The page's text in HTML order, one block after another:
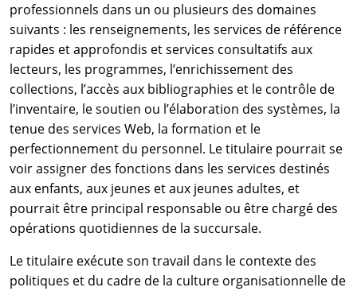
professionnels dans un ou plusieurs des domaines
suivants : les renseignements, les services de référence
rapides et approfondis et services consultatifs aux
lecteurs, les programmes, l’enrichissement des
collections, l’accès aux bibliographies et le contrôle de
l’inventaire, le soutien ou l’élaboration des systèmes, la
tenue des services Web, la formation et le
perfectionnement du personnel. Le titulaire pourrait se
voir assigner des fonctions dans les services destinés
aux enfants, aux jeunes et aux jeunes adultes, et
pourrait être principal responsable ou être chargé des
opérations quotidiennes de la succursale.
Le titulaire exécute son travail dans le contexte des
politiques et du cadre de la culture organisationnelle de